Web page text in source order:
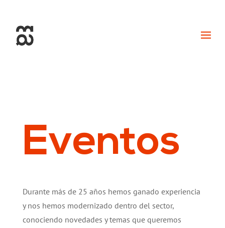
Eventos
Durante más de 25 años hemos ganado experiencia
y nos hemos modernizado dentro del sector,
conociendo novedades y temas que queremos